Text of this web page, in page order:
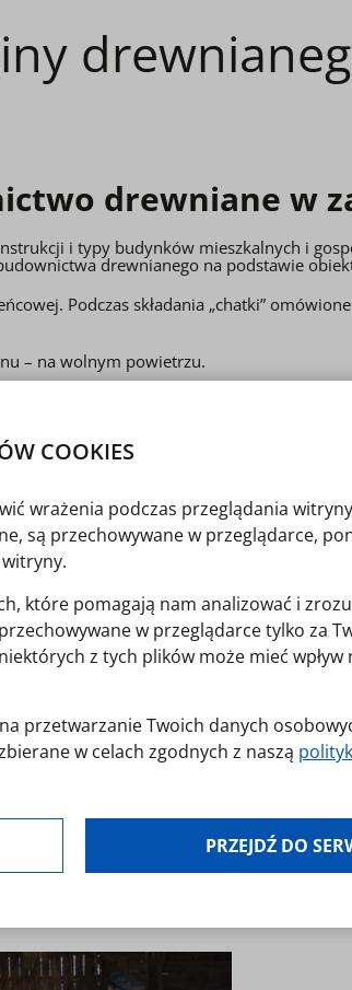
drewniane w
i typy budynków mieszkalnych i
drewnianego na podstawie
Podczas składania „chatki”
– na wolnym powietrzu.
COOKIES
wrażenia podczas przeglądania
są przechowywane w przeglądarce,
które pomagają nam analizować i
w przeglądarce tylko za
z tych plików może mieć wpływ
przetwarzanie Twoich danych
w celach zgodnych z naszą
zgody w zakładce: informacje i
PRZEJDŹ DO